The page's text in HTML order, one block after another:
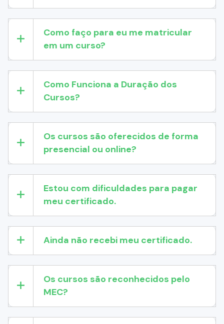
Como faço para eu me matricular
em um curso?
Como Funciona a Duração dos
Cursos?
Os cursos são oferecidos de forma
presencial ou online?
Estou com dificuldades para pagar
meu certificado.
Ainda não recebi meu certificado.
Os cursos são reconhecidos pelo
MEC?